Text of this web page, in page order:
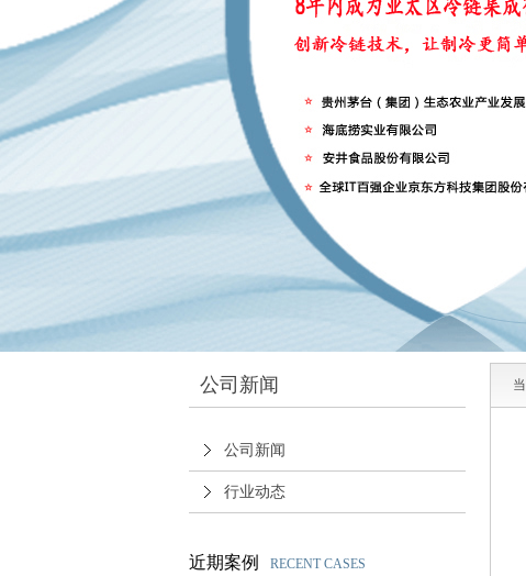
公司新闻
公司新闻
行业动态
近期案例 RECENT CASES